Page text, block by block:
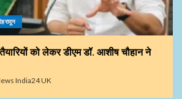
को लेकर डीएम डॉ. आशीष चौहान ने
India24 UK